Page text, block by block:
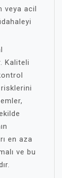
veya acil
Kaliteli
en aza
ve bu